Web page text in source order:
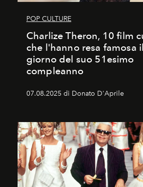
POP CULTURE
Charlize Theron, 10 film
che l'hanno resa famosa il
giorno del suo 51esimo
compleanno
07.08.2025 di Donato D'Aprile